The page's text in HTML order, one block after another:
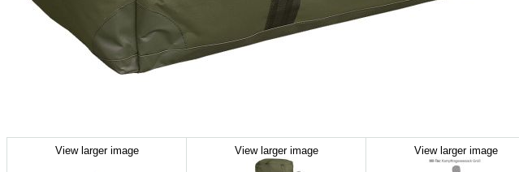
View larger image View larger image View larger image